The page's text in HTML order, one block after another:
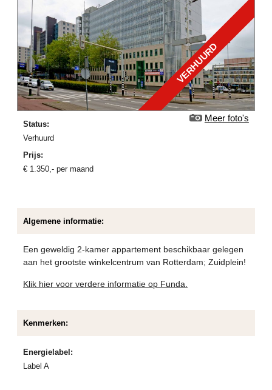
VERHUURD
Meer foto's
Status:
verhuurd
Prijs:
€ 1.350 ,- per maand
Algemene informatie:
Een geweldig 2-kamer appartement beschikbaar gelegen
aan het grootste winkelcentrum van Rotterdam; Zuidplein!
Klik hier voor verdere informatie op Funda.
Kenmerken:
Energielabel:
Label A